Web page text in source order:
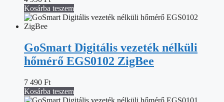
Kosárba teszem
GoSmart Digitális vezeték nélküli
hőmérő EGS0102 ZigBee
7 490 Ft
Kosárba teszem